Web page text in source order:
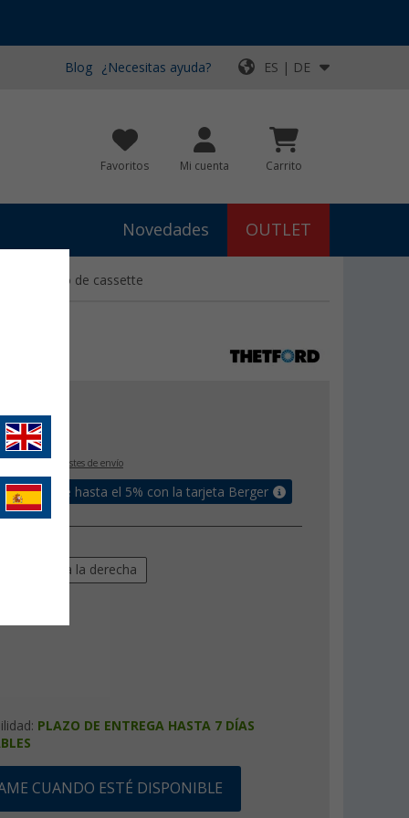
Blog ¿Necesitas ayuda? ES | DE
Favoritos Mi cuenta Carrito
Novedades OUTLET
inodoro de cassette
€
+ Costes de envío
un bonus de hasta el 5% con la tarjeta Berger
a la derecha
PLAZO DE ENTREGA HASTA 7 DÍAS
CUANDO ESTÉ DISPONIBLE